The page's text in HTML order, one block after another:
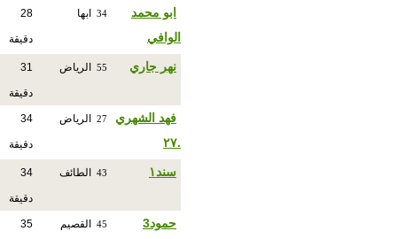
ابو محمد
الوافي
34 ابها 28
دقيقة
نهر جاري 55 الرياض 31
دقيقة
فهد الشهري
.٢٧
27 الرياض 34
دقيقة
سند١ 43 الطائف 34
دقيقة
حمود3 45 القصيم 35